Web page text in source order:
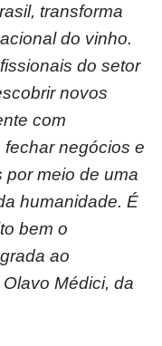
transforma
do vinho.
do setor
novos
com
negócios e
por meio de uma
humanidade. É
bem o
ao
Médici, da